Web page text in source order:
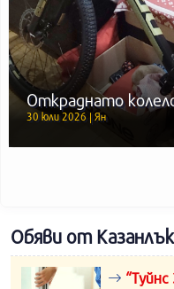
Откраднато
30 юли 2026 | Ян
Обяви от